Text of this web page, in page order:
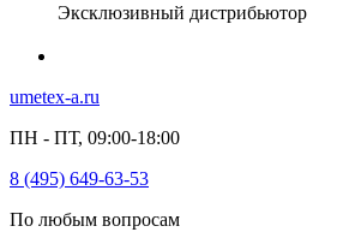
Эксклюзивный дистрибьютор
umetex-a.ru
ПН - ПТ, 09:00-18:00
8 (495) 649-63-53
По любым вопросам